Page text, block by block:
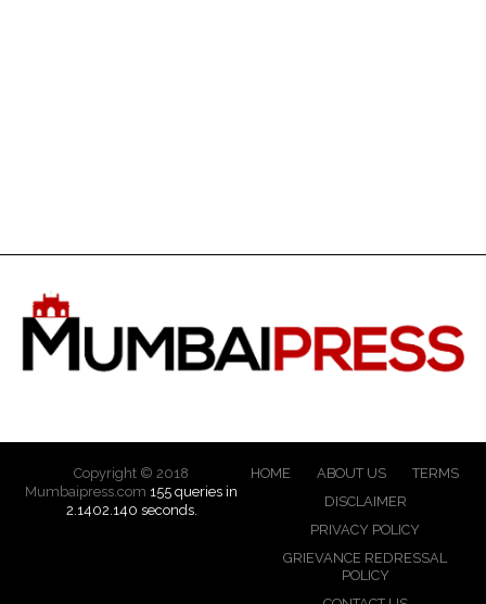
Copyright © 2018
Mumbaipress.com 155 queries in
2.1402.140 seconds.
HOME ABOUT US
TERMS
DISCLAIMER
PRIVACY POLICY
GRIEVANCE REDRESSAL
POLICY